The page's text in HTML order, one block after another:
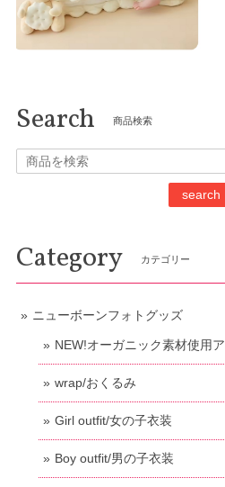
Search 商品検索
search
Category カテゴリー
ニューボーンフォトグッズ
NEW!オーガニック素材使用
wrap/おくるみ
Girl outfit/女の子衣装
Boy outfit/男の子衣装